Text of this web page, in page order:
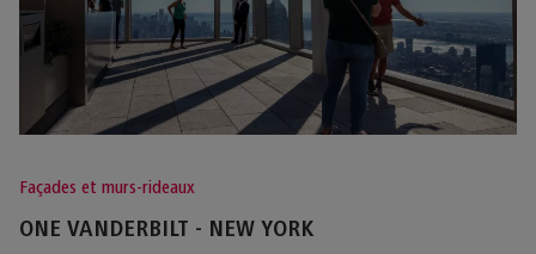
Façades et murs-rideaux
ONE VANDERBILT - NEW YORK